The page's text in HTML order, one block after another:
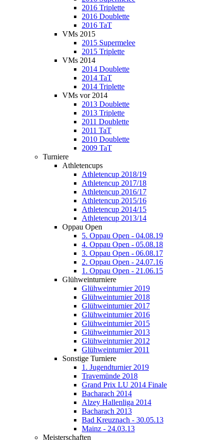
2016 Triplette
2016 Doublette
2016 TaT
VMs 2015
2015 Supermelee
2015 Triplette
VMs 2014
2014 Doublette
2014 TaT
2014 Triplette
VMs vor 2014
2013 Doublette
2013 Triplette
2011 Doublette
2011 TaT
2010 Doublette
2009 TaT
Turniere
Athletencups
Athletencup 2018/19
Athletencup 2017/18
Athletencup 2016/17
Athletencup 2015/16
Athletencup 2014/15
Athletencup 2013/14
Oppau Open
5. Oppau Open - 04.08.19
4. Oppau Open - 05.08.18
3. Oppau Open - 06.08.17
2. Oppau Open - 24.07.16
1. Oppau Open - 21.06.15
Glühweinturniere
Glühweinturnier 2019
Glühweinturnier 2018
Glühweinturnier 2017
Glühweinturnier 2016
Glühweinturnier 2015
Glühweinturnier 2013
Glühweinturnier 2012
Glühweinturnier 2011
Sonstige Turniere
1. Jugendturnier 2019
Travemünde 2018
Grand Prix LU 2014 Finale
Bacharach 2014
Alzey Hallenliga 2014
Bacharach 2013
Bad Kreuznach - 30.05.13
Mainz - 24.03.13
Meisterschaften